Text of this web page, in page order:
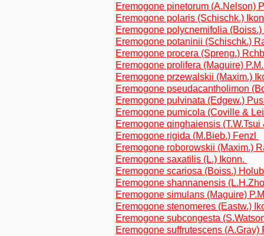
Eremogone pinetorum (A.Nelson)
Eremogone polaris (Schischk.)
Eremogone polycnemifolia
Eremogone potaninii (Schischk.)
Eremogone procera (Spreng.)
Eremogone prolifera (Maguire)
Eremogone przewalskii (Maxim.)
Eremogone pseudacantholimon
Eremogone pulvinata (Edgew.)
Eremogone pumicola (Coville &
Eremogone qinghaiensis
Eremogone rigida (M.Bieb.) Fenzl
Eremogone roborowskii (Maxim.)
Eremogone saxatilis (L.) Ikonn.
Eremogone scariosa (Boiss.)
Eremogone shannanensis
Eremogone simulans (Maguire)
Eremogone stenomeres (Eastw.)
Eremogone subcongesta
Eremogone suffrutescens (A.Gray)